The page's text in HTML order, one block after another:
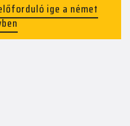
ige a német